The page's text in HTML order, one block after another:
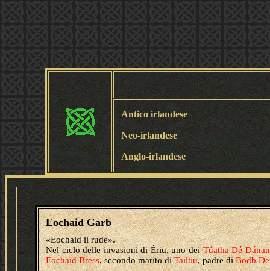
Antico irlandese
Neo-irlandese
Anglo-irlandese
Eochaid Garb
«Eochaid il rude».
Nel ciclo delle invasioni di Ériu, uno deiTúatha Dé
Eochaid Bress, secondo marito diTailtiu, padre diBodb